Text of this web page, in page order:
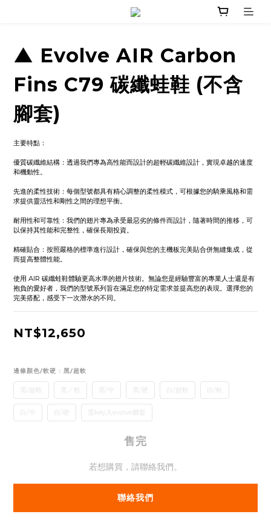
▲ Evolve AIR Carbon
Fins C79 碳纖蛙鞋 (不含
腳套)
主要特點：
優質碳纖維結構：透過我們專為高性能而設計的超輕碳纖維設計，實現卓越的速度
和機動性。
先進的柔性技術：每個型號都具有精心調整的柔性模式，可根據您的騎乘風格和需
求提供靈活性和剛性之間的理想平衡。
耐用性和可靠性：我們的翅片專為承受最惡劣的條件而設計，隨著時間的推移，可
以保持其性能和完整性，確保長期投資。
精確貼合：按照嚴格的標準進行設計，確保與您的主機板完美貼合併無縫集成，從
而提高整體性能。
使用 AIR 碳纖蛙鞋體驗更高水準的翅片技術。無論您是經驗豐富的專業人士還是有
抱負的愛好者，我們的型號系列旨在滿足您的特定需求並提高您的表現。選擇您的
完美搭配，感受下一次潛水的不同。
NT$12,650
邊條顏色/軟硬 : 黑/超軟
黑/超軟 黑／軟 白/超軟 白/軟
需key入evolve腳套
售完
若想購買，請聯絡我們。
聯絡我們